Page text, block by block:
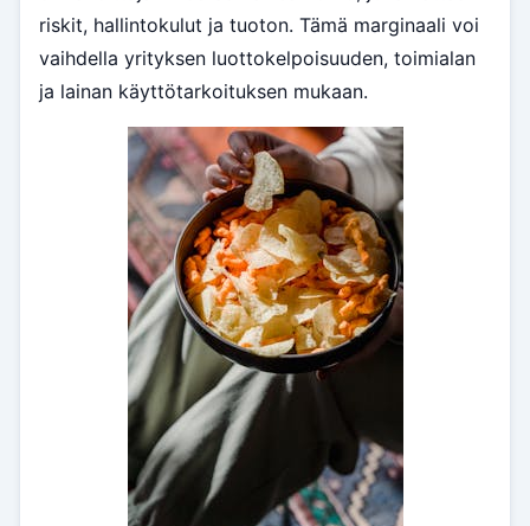
riskit, hallintokulut ja tuoton. Tämä marginaali voi
vaihdella yrityksen luottokelpoisuuden, toimialan
ja lainan käyttötarkoituksen mukaan.